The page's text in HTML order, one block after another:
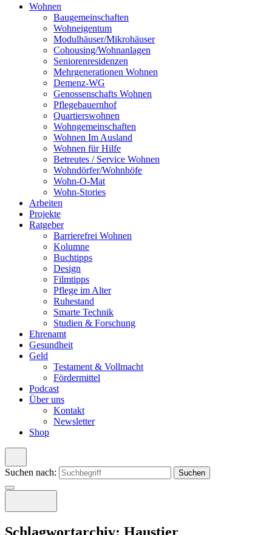
Wohnen
Baugemeinschaften
Wohneigentum
Modulhäuser/Mikrohäuser
Cohousing/Wohnanlagen
Seniorenresidenzen
Mehrgenerationen Wohnen
Demenz-WG
Genossenschafts Wohnen
Pflegebauernhof
Quartierswohnen
Wohngemeinschaften
Wohnen Im Ausland
Wohnen für Hilfe
Betreutes / Service Wohnen
Wohndörfer/Wohnhöfe
Wohn-O-Mat
Wohn-Stories
Arbeiten
Projekte
Ratgeber
Barrierefrei Wohnen
Kolumne
Buchtipps
Design
Filmtipps
Pflege im Alter
Ruhestand
Smarte Technik
Studien & Forschung
Ehrenamt
Gesundheit
Geld
Testament & Vollmacht
Fördermittel
Podcast
Über uns
Kontakt
Newsletter
Shop
Suchen nach: